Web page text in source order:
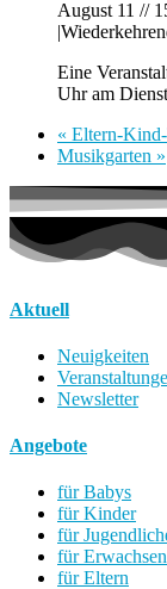
August 11 //
|
Eine
Uhr am
« Eltern-
Musikgarten »
Aktuell
Neuigkeiten
Newsletter
Angebote
für Babys
für Kinder
für
für
für Eltern